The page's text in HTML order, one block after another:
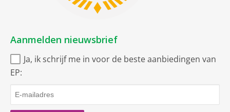
Aanmelden nieuwsbrief
Ja, ik schrijf me in voor de beste aanbiedingen van
EP: